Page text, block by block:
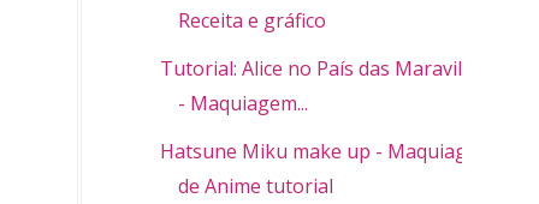
Receita e gráfico
Tutorial: Alice no País das Maravilhas
- Maquiagem...
Hatsune Miku make up - Maquiagem
de Anime tutorial